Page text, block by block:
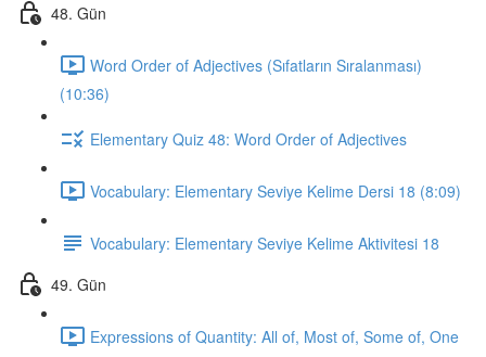
48. Gün
Word Order of Adjectives (Sıfatların Sıralanması)
(10:36)
Elementary Quiz 48: Word Order of Adjectives
Vocabulary: Elementary Seviye Kelime Dersi 18 (8:09)
Vocabulary: Elementary Seviye Kelime Aktivitesi 18
49. Gün
Expressions of Quantity: All of, Most of, Some of, One